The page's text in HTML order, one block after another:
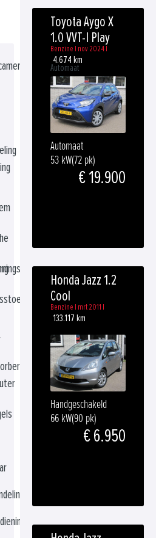
Toyota Aygo X
1.0 VVT-I Play
Benzine | nov 2024 |
4.674 km
Automaat
Automaat
53 kW(72 pk)
€ 19.900
Honda Jazz 1.2
Cool
Benzine | mrt 2011 |
133.117 km
Handgeschakeld
66 kW(90 pk)
€ 6.950